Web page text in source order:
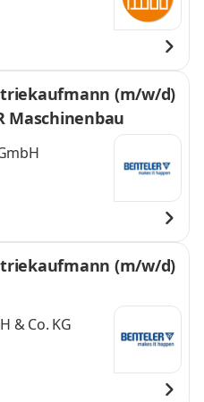
(m/w/d)
Maschinenbau
(m/w/d)
& Co. KG